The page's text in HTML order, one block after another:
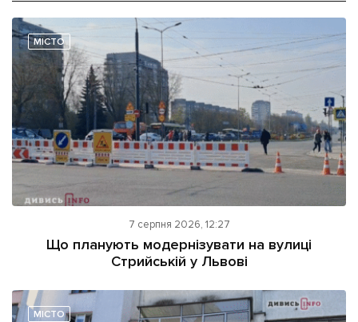
МІСТО
7 серпня 2026, 12:27
Що планують модернізувати на вулиці
Стрийській у Львові
МІСТО